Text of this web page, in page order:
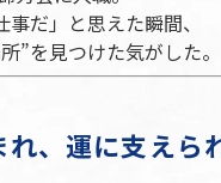
事だ」と思えた瞬間、
”を見つけた気がした。
、運に支えら